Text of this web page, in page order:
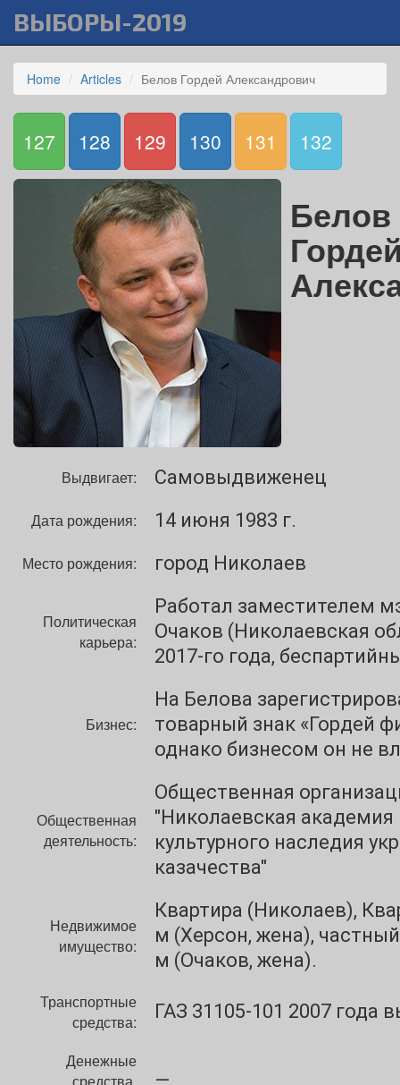
ВЫБОРЫ-2019
Home Articles Белов Гордей Александрович
127 128 129 130 131 132
Белов
Выдвигает: Самовыдвиженец
Дата рождения: 14 июня 1983 г.
Место рождения: город Николаев
Политическая
карьера:
Работал заместителем
Очаков (Николаевская
2017-го года,
Бизнес:
На Белова
товарный знак «Гордей
однако бизнесом он не
Общественная
деятельность:
Общественная
"Николаевская академия
культурного наследия
казачества"
Недвижимое
имущество:
Квартира (Николаев),
м (Херсон, жена),
м (Очаков, жена).
Транспортные
средства:
ГАЗ 31105-101 2007 года
Денежные
—